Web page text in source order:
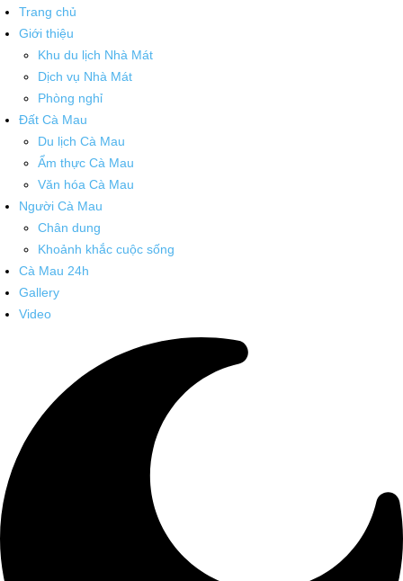
Trang chủ
Giới thiệu
Khu du lịch Nhà Mát
Dịch vụ Nhà Mát
Phòng nghỉ
Đất Cà Mau
Du lịch Cà Mau
Ẩm thực Cà Mau
Văn hóa Cà Mau
Người Cà Mau
Chân dung
Khoảnh khắc cuộc sống
Cà Mau 24h
Gallery
Video